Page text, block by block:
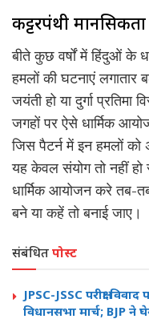
कट्टरपंथी
बीते कुछ वर्षों में हिंदुओं के
हमलों की घटनाएं लगातार
जयंती हो या दुर्गा
जगहों पर ऐसे धार्मिक
जिस पैटर्न में इन हमलों
यह केवल संयोग तो नहीं
धार्मिक आयोजन करे तब-
बने या कहें तो बनाई जाए।
संबंधितपोस्ट
JPSC-JSSC परीक्षा
विधानसभा मार्च; BJP ने